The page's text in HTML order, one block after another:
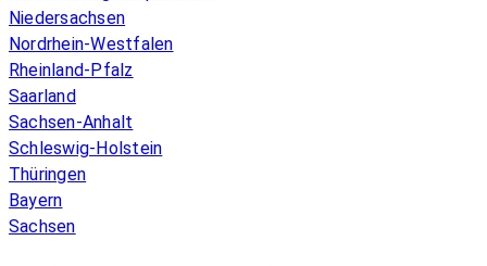
Niedersachsen
Nordrhein-Westfalen
Rheinland-Pfalz
Saarland
Sachsen-Anhalt
Schleswig-Holstein
Thüringen
Bayern
Sachsen